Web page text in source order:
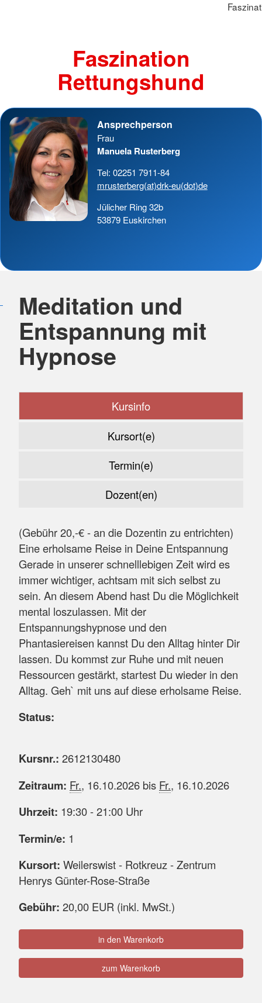
Faszination
Rettungshund
Ansprechperson
Frau
Manuela Rusterberg
Tel: 02251 7911-84
mrusterberg(at)drk-eu(dot)de
Jülicher Ring 32b
53879 Euskirchen
Meditation und
Entspannung mit
Hypnose
Kursinfo
Kursort(e)
Termin(e)
Dozent(en)
(Gebühr 20,-€ - an die Dozentin zu entrichten)
Eine erholsame Reise in Deine Entspannung
Gerade in unserer schnelllebigen Zeit wird es
immer wichtiger, achtsam mit sich selbst zu
sein. An diesem Abend hast Du die Möglichkeit
mental loszulassen. Mit der
Entspannungshypnose und den
Phantasiereisen kannst Du den Alltag hinter Dir
lassen. Du kommst zur Ruhe und mit neuen
Ressourcen gestärkt, startest Du wieder in den
Alltag. Geh` mit uns auf diese erholsame Reise.
Status:
Kursnr.: 2612130480
Zeitraum: Fr., 16.10.2026 bis Fr., 16.10.2026
Uhrzeit: 19:30 - 21:00 Uhr
Termin/e: 1
Kursort: Weilerswist - Rotkreuz - Zentrum
Henrys Günter-Rose-Straße
Gebühr: 20,00 EUR (inkl. MwSt.)
in den Warenkorb
zum Warenkorb